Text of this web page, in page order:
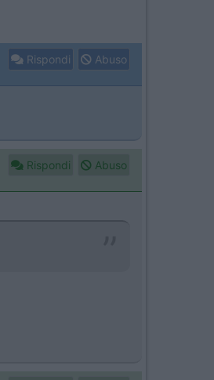
Rispondi Abuso
Rispondi Abuso